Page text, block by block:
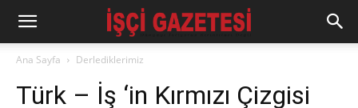
Ana Sayfa Derlediklerimiz
Türk – İş ‘in Kırmızı Çizgisi